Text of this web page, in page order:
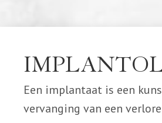
Een implantaat is een
vervanging van een